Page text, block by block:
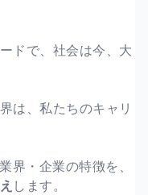
ドで、社会は今、大
は、私たちのキャリ
界・企業の特徴を、
します。